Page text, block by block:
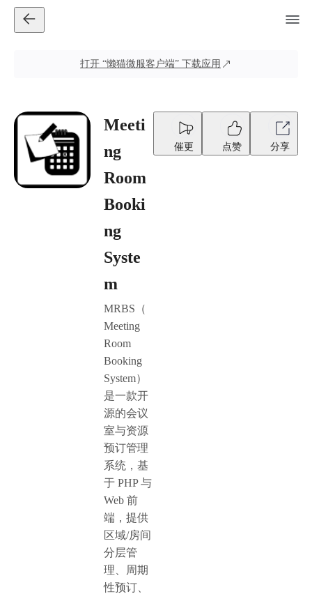
打开 “懒猫微服客户端” 下载应用
Meeti
ng
Room
Booki
ng
Syste
m
MRBS（
Meeting
Room
Booking
System）
是一款开
源的会议
室与资源
预订管理
系统，基
于 PHP 与
Web 前
端，提供
区域/房间
分层管
理、周期
性预订、
催更 点赞 分享